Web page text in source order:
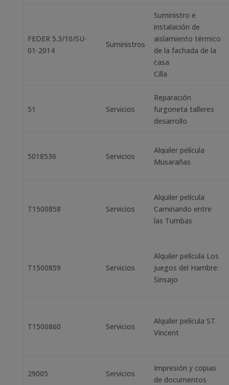
FEDER 5.3/10/SU-
01-2014
Suministros
Suministro e
instalación de
aislamiento térmico
de la fachada de la
casa
Cilla
51 Servicios
Reparación
furgoneta talleres
desarrollo
5018536 Servicios
Alquiler película
Musarañas
T1500858 Servicios
Alquiler película
Caminando entre
las Tumbas
T1500859 Servicios
Alquiler película Los
juegos del Hambre:
Sinsajo
T1500860 Servicios
Alquiler película ST.
Vincent
29005 Servicios
Impresión y copias
de documentos